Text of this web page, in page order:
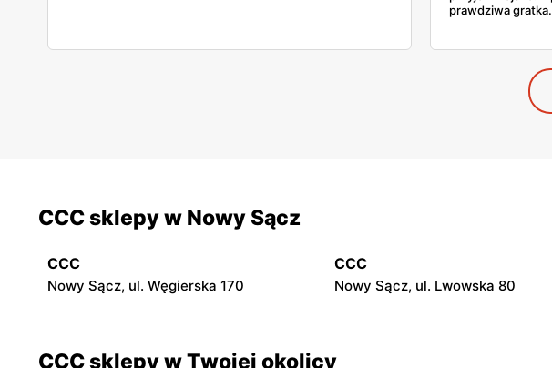
prawdziwa gratka.
CCC sklepy w Nowy Sącz
CCC
Nowy Sącz, ul. Węgierska 170
CCC
Nowy Sącz, ul. Lwowska 80
CCC sklepy w Twojej okolicy